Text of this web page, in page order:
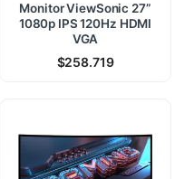
Monitor ViewSonic 27”
1080p IPS 120Hz HDMI
VGA
$258.719